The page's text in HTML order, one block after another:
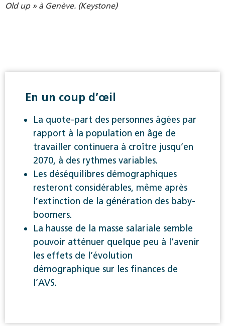
Old up » à Genève. (Keystone)
En un coup d’œil
La quote-part des personnes âgées par
rapport à la population en âge de
travailler continuera à croître jusqu’en
2070, à des rythmes variables.
Les déséquilibres démographiques
resteront considérables, même après
l’extinction de la génération des baby-
boomers.
La hausse de la masse salariale semble
pouvoir atténuer quelque peu à l’avenir
les effets de l’évolution
démographique sur les finances de
l’AVS.